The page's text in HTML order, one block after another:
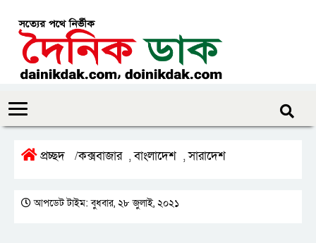
প্রচ্ছদ /কক্সবাজার ,বাংলাদেশ ,সারাদেশ
আপডেট টাইম: বুধবার, ২৮ জুলাই, ২০২১